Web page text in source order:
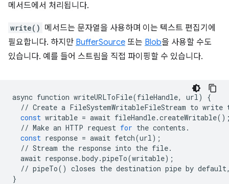
메서드에서 처리됩니다.
write() 메서드는 문자열을 사용하며 이는 텍스트 편집기에
필요합니다. 하지만 BufferSource 또는 Blob을 사용할 수도
있습니다. 예를 들어 스트림을 직접 파이핑할 수 있습니다.
async function writeURLToFile(fileHandle, url)
{
// Create a FileSystemWritableFileStream to write
const writable = await fileHandle.createWritable
// Make an HTTP request for the contents .
const response = await fetch(url);
// Stream the response into the file.
await response.body.pipeTo(writable);
// pipeTo() closes the destination pipe by default
}